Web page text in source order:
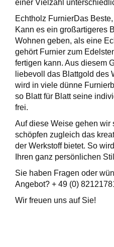
einer Vielzahl
Echtholz FurnierDas
Kann es ein großartigeres
Wohnen geben, als eine
gehört Furnier zum
fertigen kann. Aus diesem
liebevoll das Blattgold des
wird in viele dünne
so Blatt für Blatt seine
frei.
Auf diese Weise gehen wir
schöpfen zugleich das
der Werkstoff bietet. So
Ihren ganz persönlichen
Sie haben Fragen oder
Angebot? + 49 (0)
Wir freuen uns auf Sie!